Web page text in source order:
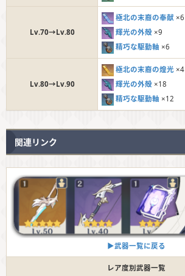
Lv.70→Lv.80
極北の末裔の奉献 ×6
輝光の外殻 ×9
精巧な駆動軸 ×6
Lv.80→Lv.90
極北の末裔の煌光 ×4
輝光の外殻 ×18
精巧な駆動軸 ×12
関連リンク
▶︎武器一覧に戻る
レア度別武器一覧